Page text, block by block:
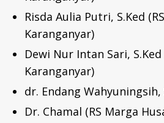
Risda Aulia Putri, S.Ked
Karanganyar)
Dewi Nur Intan Sari, S.Ked
Karanganyar)
dr. Endang Wahyuningsih,
Dr. Chamal (RS Marga